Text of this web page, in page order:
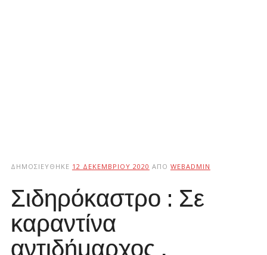
ΔΗΜΟΣΙΕΎΘΗΚΕ 12 ΔΕΚΕΜΒΡΊΟΥ 2020 ΑΠΌ WEBADMIN
Σιδηρόκαστρο : Σε
καραντίνα
αντιδήμαρχος ,